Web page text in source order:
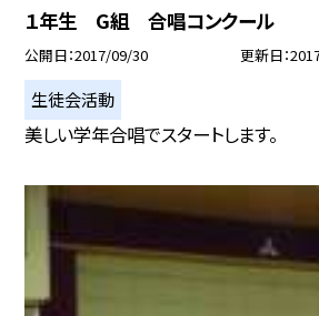
１年生 G組 合唱コンクール
公開日 2017/09/30 更新日
生徒会活動
美しい学年合唱でスタートします。